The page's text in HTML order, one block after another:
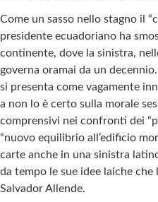
Come un sasso nello stagno il
presidente ecuadoriano ha
continente, dove la sinistra,
governa oramai da un
si presenta come vagamente
a non lo è certo sulla morale
comprensivi nei confronti dei
“nuovo equilibrio all’edificio
carte anche in una sinistra
da tempo le sue idee laiche che
Salvador Allende.